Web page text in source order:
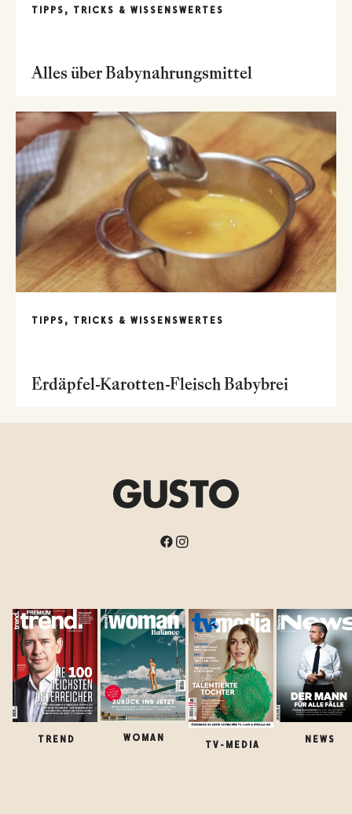
TIPPS, TRICKS & WISSENSWERTES
Alles über Babynahrungsmittel
TIPPS, TRICKS & WISSENSWERTES
Erdäpfel-Karotten-Fleisch Babybrei
TREND WOMAN
TV-MEDIA
NEWS